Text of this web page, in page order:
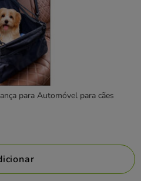
para Automóvel para cães